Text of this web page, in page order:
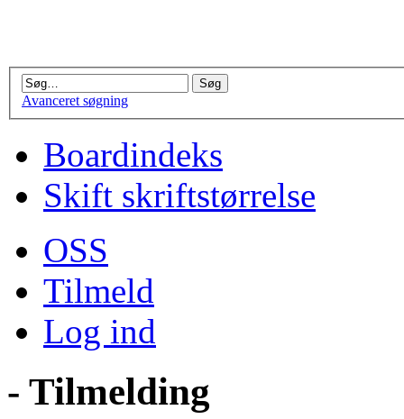
Avanceret søgning
Boardindeks
Skift skriftstørrelse
OSS
Tilmeld
Log ind
- Tilmelding